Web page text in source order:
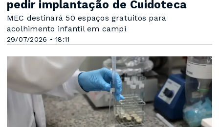
29/07/2026 • 18:11
pedir implantação de Cuidoteca
MEC destinará 50 espaços gratuitos para
acolhimento infantil em campi